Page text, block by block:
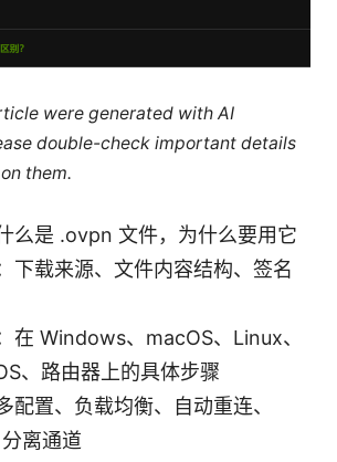
were generated with AI
double-check important details
them.
么是 .ovpn 文件，为什么要用它
下载来源、文件内容结构、签名
在 Windows、macOS、Linux、
、路由器上的具体步骤
配置、负载均衡、自动重连、
离通道